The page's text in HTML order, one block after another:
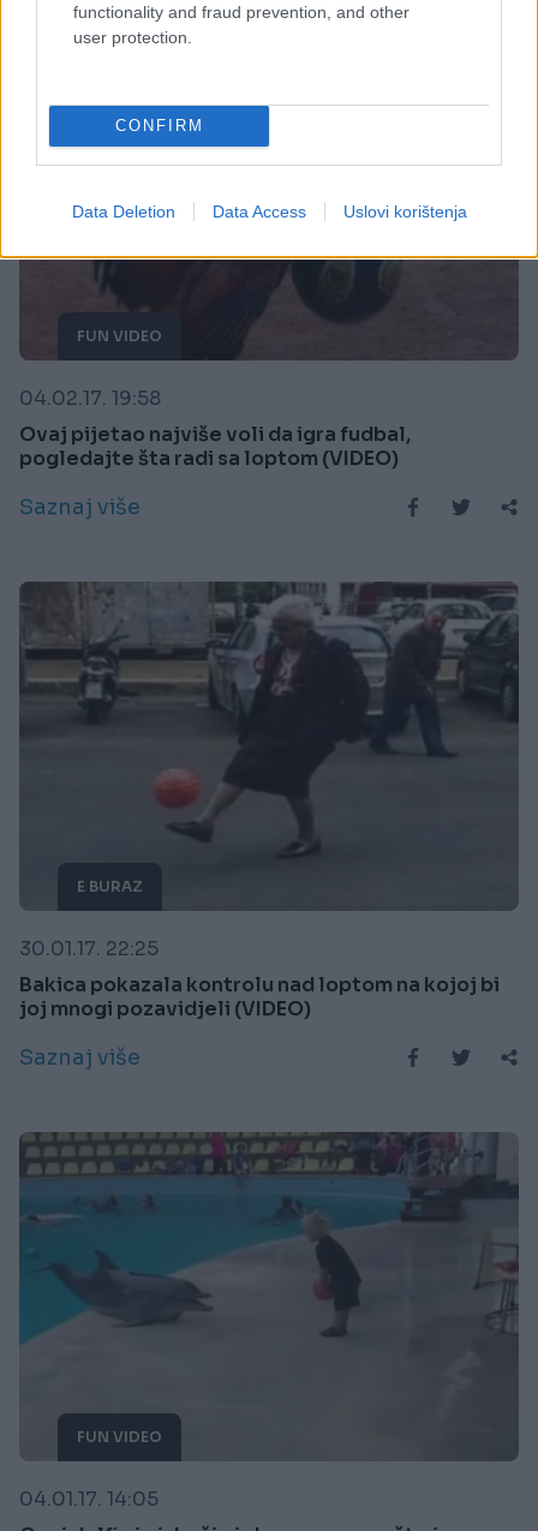
functionality and fraud prevention, and other
user protection.
CONFIRM
Data Deletion Data Access Uslovi korištenja
FUN VIDEO
04.02.17. 19:58
Ovaj pijetao najviše voli da igra fudbal,
pogledajte šta radi sa loptom (VIDEO)
Saznaj više
E BURAZ
30.01.17. 22:25
Bakica pokazala kontrolu nad loptom na kojoj bi
joj mnogi pozavidjeli (VIDEO)
Saznaj više
FUN VIDEO
04.01.17. 14:05